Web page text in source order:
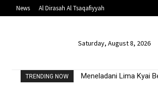
News Al Dirasah Al Tsaqafiyyah
Saturday, August 8, 2026
TRENDING NOW Meneladani Lima Kyai